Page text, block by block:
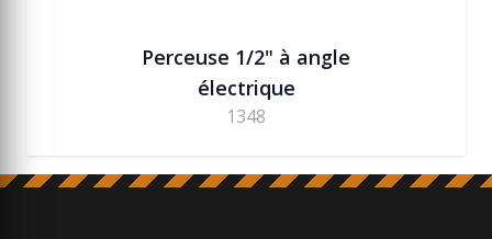
Perceuse 1/2" à angle
électrique
1348